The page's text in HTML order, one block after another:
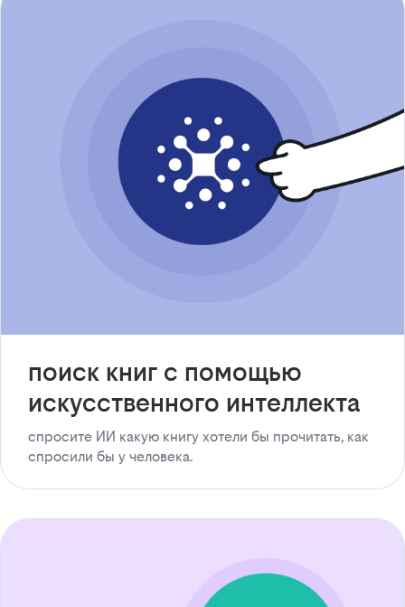
поиск книг с помощью
искусственного интеллекта
спросите ИИ какую книгу хотели бы прочитать, как
спросили бы у человека.